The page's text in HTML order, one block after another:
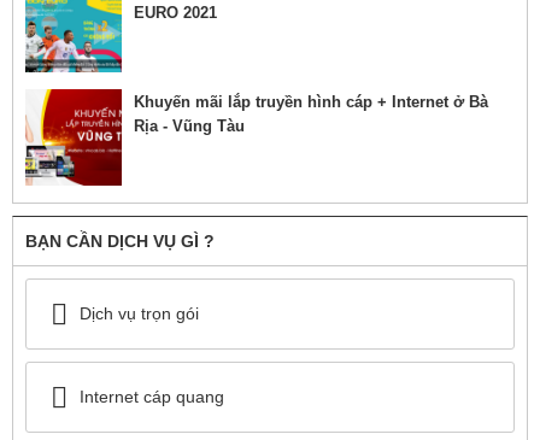
EURO 2021
Khuyến mãi lắp truyền hình cáp + Internet ở Bà
Rịa - Vũng Tàu
BẠN CẦN DỊCH VỤ GÌ ?
Dịch vụ trọn gói
Internet cáp quang